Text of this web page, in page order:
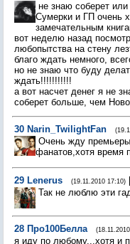
не знаю соберет
Сумерки и ГП очень
замечательным
вот неделю назад
любопытства на стену
благо ждать немного,
но не знаю что буду
ждать!!!!!!!!!!!
а вот насчет денег я не
соберет больше, чем
30 Narin_TwilightFan
Очень жду
фанатов,хотя время
29 Lenerus (19.11.2010 17:10)
Так не люблю эти
28 Про100Белла
я иду по любому...хотя и